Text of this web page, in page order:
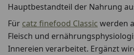
Hauptbestandteil der Nahrung
Für catz finefood Classic werden
Fleisch und
Innereien verarbeitet. Ergänzt